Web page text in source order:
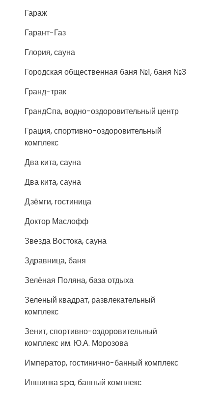
Гараж
Гарант-Газ
Глория, сауна
Городская общественная баня №1, баня №3
Гранд-трак
ГрандСпа, водно-оздоровительный центр
Грация, спортивно-оздоровительный
комплекс
Два кита, сауна
Два кита, сауна
Дзёмги, гостиница
Доктор Маслофф
Звезда Востока, сауна
Здравница, баня
Зелёная Поляна, база отдыха
Зеленый квадрат, развлекательный
комплекс
Зенит, спортивно-оздоровительный
комплекс им. Ю.А. Морозова
Император, гостинично-банный комплекс
Иншинка spa, банный комплекс